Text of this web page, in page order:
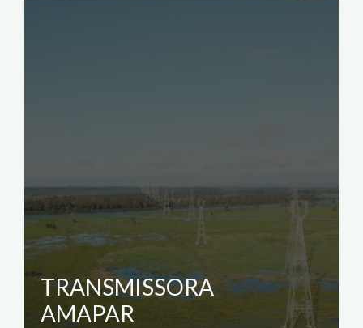
TRANSMISSORA
AMAPAR